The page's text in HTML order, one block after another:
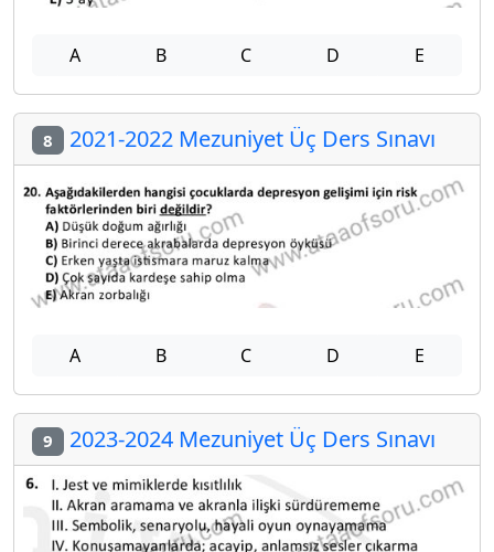
A B C D E
8 2021-2022 Mezuniyet Üç Ders Sınavı
A B C D E
9 2023-2024 Mezuniyet Üç Ders Sınavı